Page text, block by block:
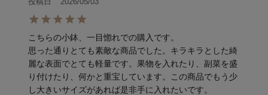
こちらの小鉢、一目惚れでの購入です。
思った通りとても素敵な商品でした。キラキラとした綺
麗な表面でとても軽量です。果物を入れたり、副菜を盛
り付けたり、何かと重宝しています。この商品でもう少
し大きいサイズがあれば是非手に入れたいです。